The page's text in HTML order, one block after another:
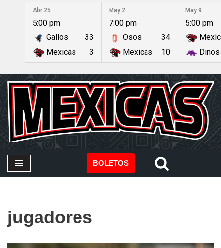
contenido
Abr 25
5:00 pm
Gallos
33
Mexicas
3
May 2
7:00 pm
Osos
34
Mexicas
10
May 9
5:00 pm
Dinos
BOLETOS
jugadores